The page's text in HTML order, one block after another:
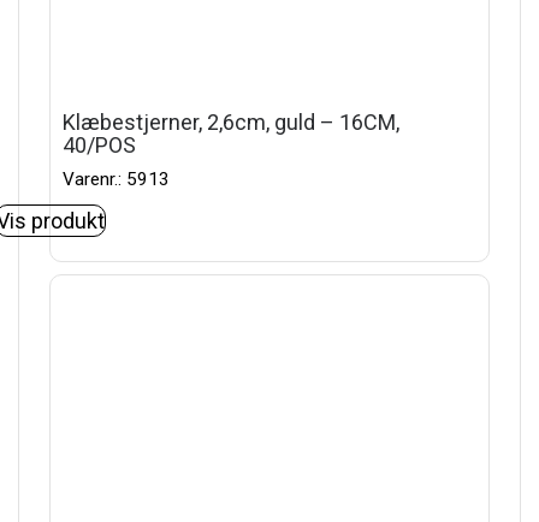
Klæbestjerner, 2,6cm, guld – 16CM,
40/POS
Varenr.: 5913
produkt